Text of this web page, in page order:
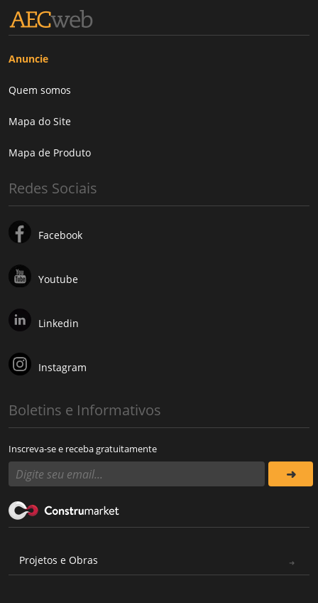
Anuncie
Quem somos
Mapa do Site
Mapa de Produto
Redes Sociais
Facebook
Youtube
Linkedin
Instagram
Boletins e Informativos
Inscreva-se e receba gratuitamente
Projetos e Obras